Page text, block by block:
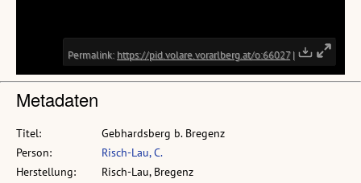
Metadaten
Titel:
Gebhardsberg b. Bregenz
Person:
Risch-Lau, C.
Herstellung:
Risch-Lau, Bregenz